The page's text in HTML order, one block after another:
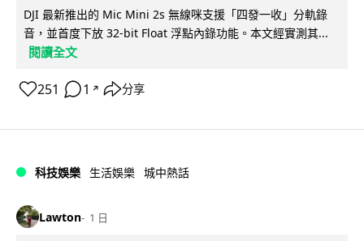
DJI 最新推出的 Mic Mini 2s 無線咪支援「四發一收」分軌錄
音，並首度下放 32-bit Float 浮點內錄功能。本文經實測其...
閱讀全文
251 1 ↗ 分享
科技娛樂 生活娛樂 城中熱話
Lawton 1 日